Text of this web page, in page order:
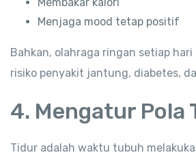
Menjaga mood tetap positif
Bahkan, olahraga ringan setiap
risiko penyakit jantung, diabetes,
4. Mengatur Pola
Tidur adalah waktu tubuh